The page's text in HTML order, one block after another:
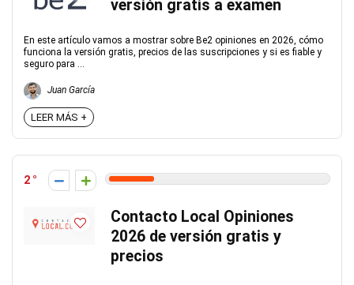
versión gratis a examen
En este artículo vamos a mostrar sobre Be2 opiniones en 2026, cómo
funciona la versión gratis, precios de las suscripciones y si es fiable y
seguro para ...
Juan García
LEER MÁS +
2
Contacto Local Opiniones
2026 de versión gratis y
precios